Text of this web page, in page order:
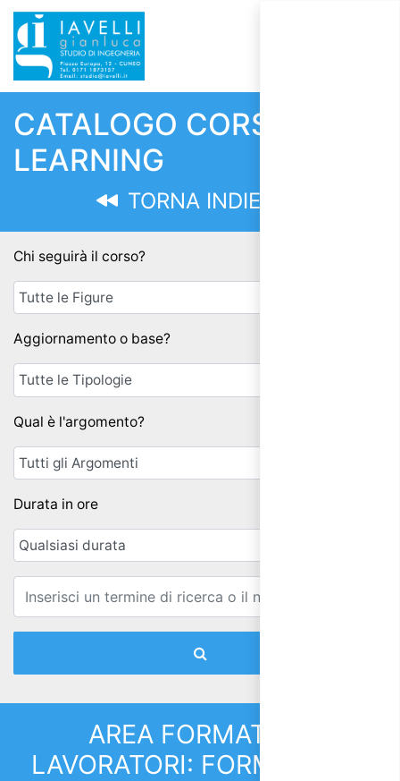
CATALOGO CORSI E-
LEARNING
TORNA INDIETRO
Chi seguirà il corso?
Aggiornamento o base?
Qual è l'argomento?
Durata in ore
AREA FORMATIVA:
LAVORATORI: FORMAZIONE